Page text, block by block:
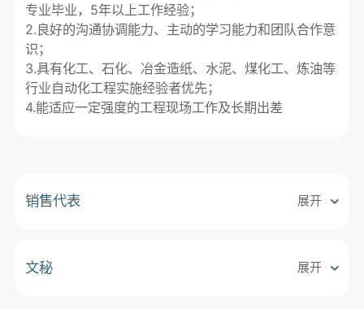
专业毕业，5年以上工作经验；
2.良好的沟通协调能力、主动的学习能力和团队合作意
识；
3.具有化工、石化、冶金造纸、水泥、煤化工、炼油等
行业自动化工程实施经验者优先；
4.能适应一定强度的工程现场工作及长期出差
销售代表 展开
文秘 展开